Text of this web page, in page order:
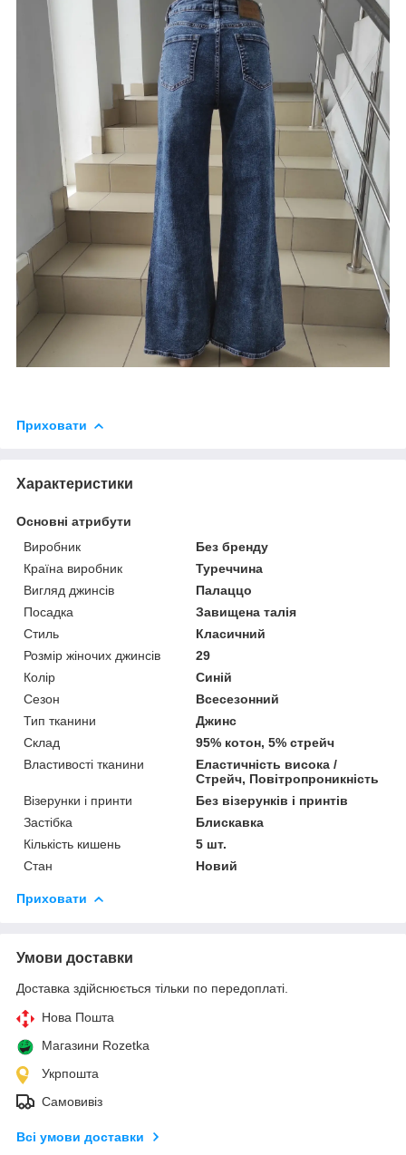
Приховати
Характеристики
Основні атрибути
Виробник
Без бренду
Країна виробник
Туреччина
Вигляд джинсів
Палаццо
Посадка
Завищена талія
Стиль
Класичний
Розмір жіночих джинсів
29
Колір
Синій
Сезон
Всесезонний
Тип тканини
Джинс
Склад
95% котон, 5% стрейч
Властивості тканини
Еластичність висока /
Стрейч, Повітропроникність
Візерунки і принти
Без візерунків і принтів
Застібка
Блискавка
Кількість кишень
5 шт.
Стан
Новий
Приховати
Умови доставки
Доставка здійснюється тільки по передоплаті.
Нова Пошта
Магазини Rozetka
Укрпошта
Самовивіз
Всі умови доставки